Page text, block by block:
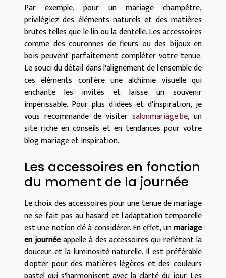
Par exemple, pour un mariage champêtre,
privilégiez des éléments naturels et des matières
brutes telles que le lin ou la dentelle. Les accessoires
comme des couronnes de fleurs ou des bijoux en
bois peuvent parfaitement compléter votre tenue.
Le souci du détail dans l'alignement de l'ensemble de
ces éléments confère une alchimie visuelle qui
enchante les invités et laisse un souvenir
impérissable. Pour plus d'idées et d'inspiration, je
vous recommande de visiter salonmariage.be, un
site riche en conseils et en tendances pour votre
blog mariage et inspiration.
Les accessoires en fonction
du moment de la journée
Le choix des accessoires pour une tenue de mariage
ne se fait pas au hasard et l'adaptation temporelle
est une notion clé à considérer. En effet, unmariage
en journéeappelle à des accessoires qui reflètent la
douceur et la luminosité naturelle. Il est préférable
d'opter pour des matières légères et des couleurs